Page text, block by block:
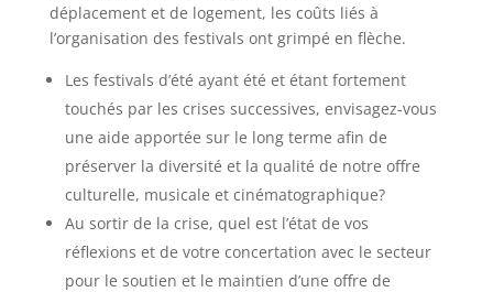
déplacement et de logement, les coûts liés à
l’organisation des festivals ont grimpé en flèche.
Les festivals d’été ayant été et étant fortement
touchés par les crises successives, envisagez-vous
une aide apportée sur le long terme afin de
préserver la diversité et la qualité de notre offre
culturelle, musicale et cinématographique?
Au sortir de la crise, quel est l’état de vos
réflexions et de votre concertation avec le secteur
pour le soutien et le maintien d’une offre de